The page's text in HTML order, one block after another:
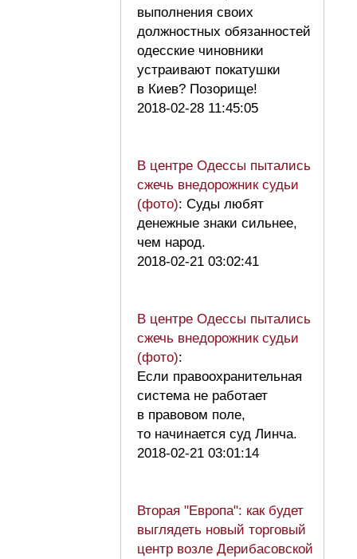
выполнения своих
должностных обязанностей
одесские чиновники
устраивают покатушки
в Киев? Позорище!
2018-02-28 11:45:05
В центре Одессы пытались
сжечь внедорожник судьи
(фото): Суды любят
денежные знаки сильнее,
чем народ.
2018-02-21 03:02:41
В центре Одессы пытались
сжечь внедорожник судьи
(фото):
Если правоохранительная
система не работает
в правовом поле,
то начинается суд Линча.
2018-02-21 03:01:14
Вторая "Европа": как будет
выглядеть новый торговый
центр возле Дерибасовской